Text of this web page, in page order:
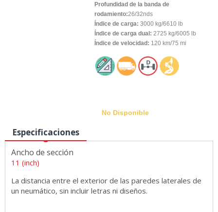
Profundidad de la banda de
rodamiento:26/32nds
Índice de carga: 3000 kg/6610 lb
Índice de carga dual: 2725 kg/6005 lb
Índice de velocidad: 120 km/75 mi
No Disponible
Especificaciones
Ancho de sección
11 (inch)
La distancia entre el exterior de las paredes laterales de
un neumático, sin incluir letras ni diseños.